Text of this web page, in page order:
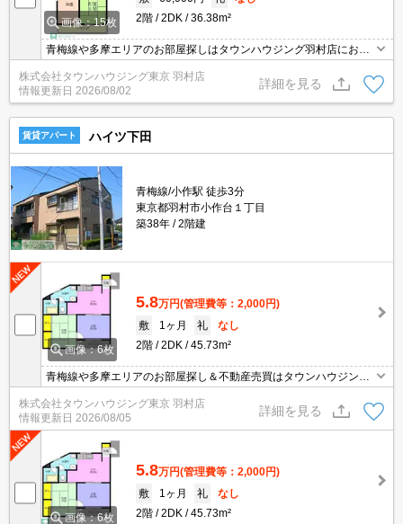
画像：15枚
2階
2DK 36.38m²
青梅線や多摩エリアのお部屋探しはタウンハウジング羽村店にお任
せを！ご来店時無料駐車場ご用意あります！
株式会社タウンハウジング東京 羽村店
情報更新日 2026/08/02
詳細を見る
賃貸アパート ハイツ下田
青梅線/小作駅 徒歩3分
東京都羽村市小作台１丁目
築38年
2階建
画像：6枚
5.8万円(管理費等：2,000円)
敷
1ヶ月 礼
なし
2階
2DK 45.73m²
青梅線や多摩エリアのお部屋探し＆不動産売買はタウンハウジング
羽村店にお任せを！ご来店時無料駐車場ご用意あります！
株式会社タウンハウジング東京 羽村店
情報更新日 2026/08/05
詳細を見る
画像：6枚
5.8万円(管理費等：2,000円)
敷
1ヶ月 礼
なし
2階
2DK 45.73m²